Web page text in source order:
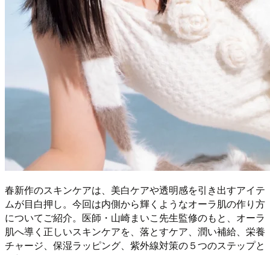
春新作のスキンケアは、美白ケアや透明感を引き出すアイテ
ムが目白押し。今回は内側から輝くようなオーラ肌の作り方
についてご紹介。医師・山崎まいこ先生監修のもと、オーラ
肌へ導く正しいスキンケアを、落とすケア、潤い補給、栄養
チャージ、保湿ラッピング、紫外線対策の５つのステップと